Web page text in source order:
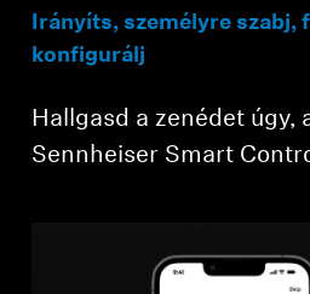
Irányíts, személyre szabj,
konfigurálj
Hallgasd a zenédet úgy,
Sennheiser Smart